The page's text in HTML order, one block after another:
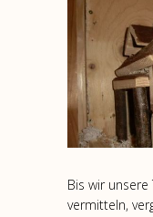
Bis wir
vermitteln,